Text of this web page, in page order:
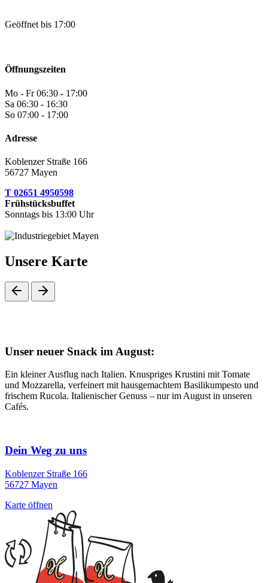
Geöffnet bis 17:00
Öffnungszeiten
Mo - Fr06:30 - 17:00
Sa 06:30 - 16:30
So 07:00 - 17:00
Adresse
Koblenzer Straße 166
56727 Mayen
T 02651 4950598
Frühstücksbuffet
Sonntags bis 13:00 Uhr
Unsere Karte
Unser neuer Snack im August:
Ein kleiner Ausflug nach Italien. Knuspriges Krustini mit Tomate
und Mozzarella, verfeinert mit hausgemachtem Basilikumpesto und
frischem Rucola. Italienischer Genuss – nur im August in unseren
Cafés.
Dein Weg zu uns
Koblenzer Straße 166
56727 Mayen
Karte öffnen